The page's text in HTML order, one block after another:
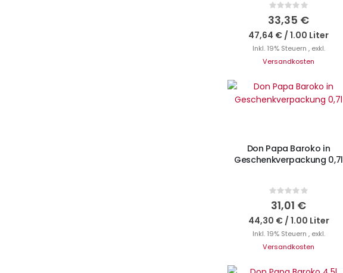
Rating:
0%
33,35 €
47,64 € / 1.00 Liter
Inkl. 19% Steuern , exkl.
Versandkosten
IN DEN WARENKORB
Don Papa Baroko in
Geschenkverpackung 0,7l
Rating:
0%
31,01 €
44,30 €/ 1.00 Liter
Inkl. 19% Steuern , exkl.
Versandkosten
IN DEN WARENKORB